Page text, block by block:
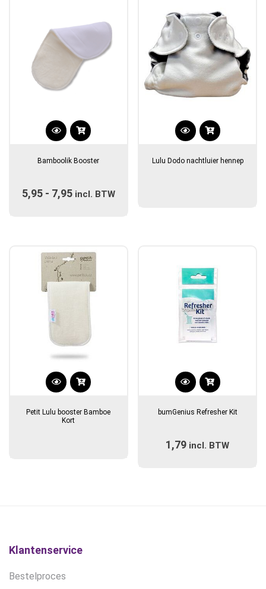
Dit
heeft
variaties.
gekozen
worden
op
Bamboolik Booster
5,95 - 7,95Prijsklasse:
incl. BTW
Lulu Dodo nachtluier hennep
Petit Lulu booster Bamboe
Kort
bumGenius Refresher Kit
1,79 incl. BTW
Klantenservice
Bestelproces